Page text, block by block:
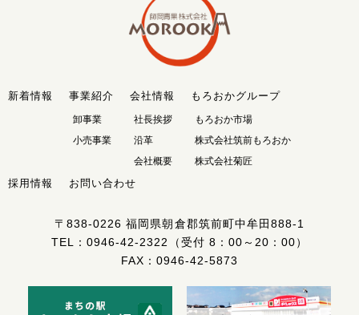
新着情報 事業紹介
卸事業
小売事業
会社情報
社長挨拶
沿革
会社概要
もろおかグループ
もろおか市場
株式会社筑前もろおか
株式会社菊匠
採用情報 お問い合わせ
〒838-0226福岡県朝倉郡筑前町中牟田888-1
TEL： 0946-42-2322
（受付 8：00～20：00）
FAX：0946-42-5873